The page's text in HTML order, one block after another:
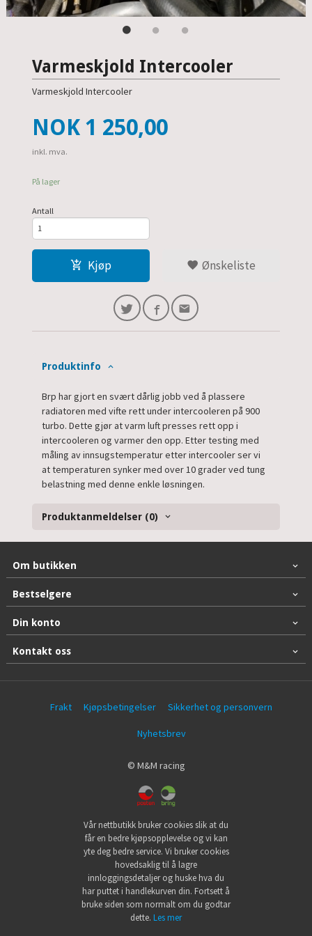
Varmeskjold Intercooler
Varmeskjold Intercooler
Pris
NOK 1 250,00
inkl. mva.
På lager
Antall
Kjøp Ønskeliste
Produktinfo
Brp har gjort en svært dårlig jobb ved å plassere
radiatoren med vifte rett under intercooleren på 900
turbo. Dette gjør at varm luft presses rett opp i
intercooleren og varmer den opp. Etter testing med
måling av innsugstemperatur etter intercooler ser vi
at temperaturen synker med over 10 grader ved tung
belastning med denne enkle løsningen.
Produktanmeldelser (0)
Om butikken
Bestselgere
Din konto
Kontakt oss
Frakt Kjøpsbetingelser Sikkerhet og personvern
Nyhetsbrev
© M&M racing
Vår nettbutikk bruker cookies slik at du
får en bedre kjøpsopplevelse og vi kan
yte deg bedre service. Vi bruker cookies
hovedsaklig til å lagre
innloggingsdetaljer og huske hva du
har puttet i handlekurven din. Fortsett å
bruke siden som normalt om du godtar
dette. Les mer